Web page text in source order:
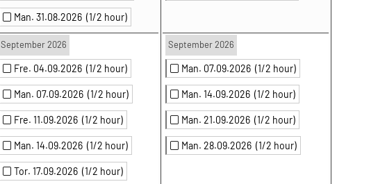
Man. 31.08.2026 (1/2 hour)
September 2026
Fre. 04.09.2026 (1/2 hour)
Man. 07.09.2026 (1/2 hour)
Fre. 11.09.2026 (1/2 hour)
Man. 14.09.2026 (1/2 hour)
Tor. 17.09.2026 (1/2 hour)
September 2026
Man. 07.09.2026 (1/2 hour)
Man. 14.09.2026 (1/2 hour)
Man. 21.09.2026 (1/2 hour)
Man. 28.09.2026 (1/2 hour)